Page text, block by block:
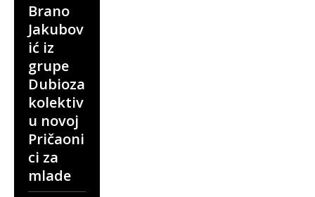
Brano
Jakubov
ić iz
grupe
Dubioza
kolektiv
u novoj
Pričaoni
ci za
mlade